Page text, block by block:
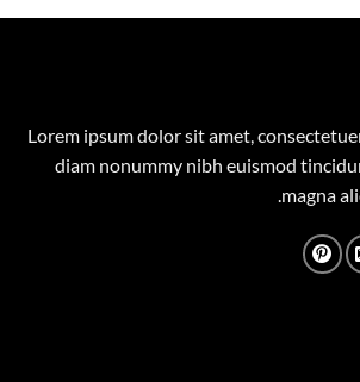
היה:
הוא:
Lorem ipsum dolor sit amet,
diam nonummy nibh euismod
magna